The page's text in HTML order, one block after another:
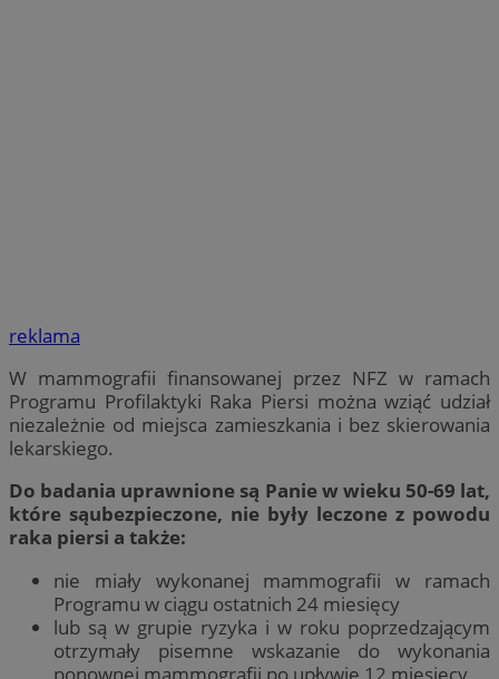
reklama
W mammografii finansowanej przez NFZ w ramach
Programu Profilaktyki Raka Piersi można wziąć udział
niezależnie od miejsca zamieszkania i bez skierowania
lekarskiego.
Do badania uprawnione są Panie w wieku 50-69 lat,
które sąubezpieczone, nie były leczone z powodu
raka piersi a także:
nie miały wykonanej mammografii w ramach
Programu w ciągu ostatnich 24 miesięcy
lub są w grupie ryzyka i w roku poprzedzającym
otrzymały pisemne wskazanie do wykonania
ponownej mammografii po upływie 12 miesięcy